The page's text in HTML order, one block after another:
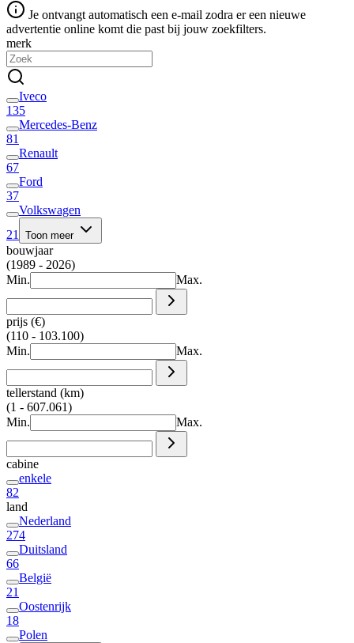
Je ontvangt automatisch een e-mail zodra er een nieuwe
advertentie online komt die past bij jouw zoekfilters.
merk
Iveco
135
Mercedes-Benz
81
Renault
67
Ford
37
Volkswagen
21
Toon meer
bouwjaar
(1989 - 2026)
Min.
Max.
prijs (€)
(110 - 103.100)
Min.
Max.
tellerstand (km)
(1 - 607.061)
Min.
Max.
cabine
enkele
82
land
Nederland
274
Duitsland
66
België
21
Oostenrijk
18
Polen